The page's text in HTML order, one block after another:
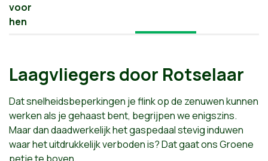
voor
hen
Laagvliegers door Rotselaar
Dat snelheidsbeperkingen je flink op de zenuwen kunnen
werken als je gehaast bent, begrijpen we enigszins.
Maar dan daadwerkelijk het gaspedaal stevig induwen
waar het uitdrukkelijk verboden is? Dat gaat ons Groene